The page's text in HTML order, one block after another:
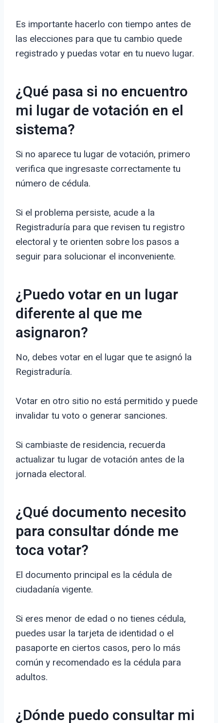
Es importante hacerlo con tiempo antes de
las elecciones para que tu cambio quede
registrado y puedas votar en tu nuevo lugar.
¿Qué pasa si no encuentro
mi lugar de votación en el
sistema?
Si no aparece tu lugar de votación, primero
verifica que ingresaste correctamente tu
número de cédula.
Si el problema persiste, acude a la
Registraduría para que revisen tu registro
electoral y te orienten sobre los pasos a
seguir para solucionar el inconveniente.
¿Puedo votar en un lugar
diferente al que me
asignaron?
No, debes votar en el lugar que te asignó la
Registraduría.
Votar en otro sitio no está permitido y puede
invalidar tu voto o generar sanciones.
Si cambiaste de residencia, recuerda
actualizar tu lugar de votación antes de la
jornada electoral.
¿Qué documento necesito
para consultar dónde me
toca votar?
El documento principal es la cédula de
ciudadanía vigente.
Si eres menor de edad o no tienes cédula,
puedes usar la tarjeta de identidad o el
pasaporte en ciertos casos, pero lo más
común y recomendado es la cédula para
adultos.
¿Dónde puedo consultar mi